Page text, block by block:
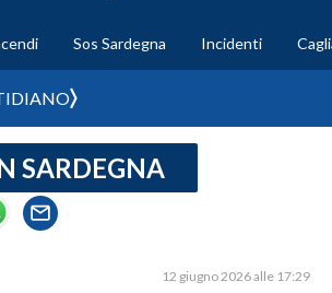
Sos Sardegna Incidenti
SARDEGNA
12 giugno 2026 alle 17:29